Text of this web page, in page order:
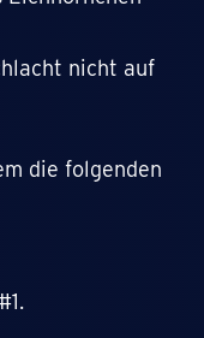
nicht auf
die folgenden